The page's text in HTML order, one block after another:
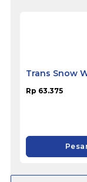
Trans Snow
Rp 63.375